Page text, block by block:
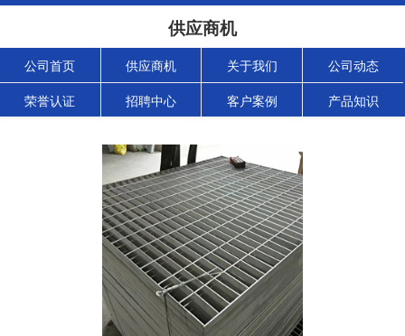
供应商机
公司首页 供应商机 关于我们 公司动态
荣誉认证 招聘中心 客户案例 产品知识